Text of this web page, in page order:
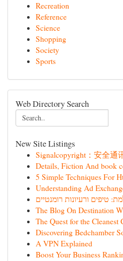
Recreation
Reference
Science
Shopping
Society
Sports
Web Directory Search
New Site Listings
Signalcopyright：安全通
Details, Fiction And book
5 Simple Techniques For
Understanding Ad
טיפים ורעיונות רומנטיים
The Blog On Destination
The Quest for the Cleanest
Discovering Bedchamber
A VPN Explained
Boost Your Business